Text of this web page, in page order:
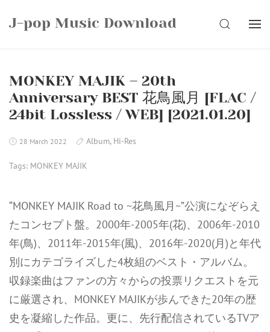
J-pop Music Download SEARCH
MONKEY MAJIK – 20th
Anniversary BEST 花鳥風月 [FLAC /
24bit Lossless / WEB] [2021.01.20]
28 March 2022 Album, Hi-Res
Tags: MONKEY MAJIK
“MONKEY MAJIK Road to ~花鳥風月~”公演になぞらえ
たコンセプト盤。2000年-2005年(花)、2006年-2010
年(鳥)、2011年-2015年(風)、2016年-2020(月)と年代
別にカテゴライズした4枚組のベスト・アルバム。
収録楽曲はファンの方々からの投票リクエストを元
に厳選され、MONKEY MAJIKが歩んできた20年の歴
史を凝縮した作品。更に、先行配信されているTVア